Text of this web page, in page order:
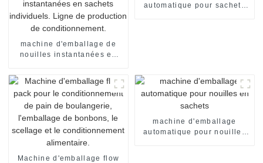
machine d'emballage de
nouilles instantanées en
carton, pour emballage de
nouilles instantanées en
sachets individuels. Ligne
de production de
conditionnement.
automatique pour sachets
Machine d'emballage flow
machine d'emballage
automatique pour nouilles